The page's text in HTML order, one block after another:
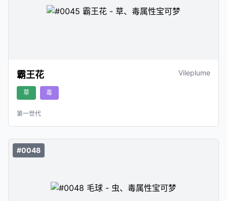
霸王花 Vileplume
草 毒
第一世代
#0048